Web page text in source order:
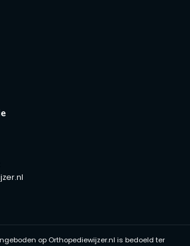
op Orthopediewijzer.nl is bedoeld ter